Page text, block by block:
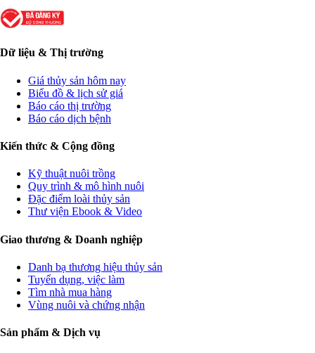
Dữ liệu & Thị trường
Giá thủy sản hôm nay
Biểu đồ & lịch sử giá
Báo cáo thị trường
Báo cáo dịch bệnh
Kiến thức & Cộng đồng
Kỹ thuật nuôi trồng
Quy trình & mô hình nuôi
Đặc điểm loài thủy sản
Thư viện Ebook & Video
Giao thương & Doanh nghiệp
Danh bạ thương hiệu thủy sản
Tuyển dụng, việc làm
Tìm nhà mua hàng
Vùng nuôi và chứng nhận
Sản phẩm & Dịch vụ